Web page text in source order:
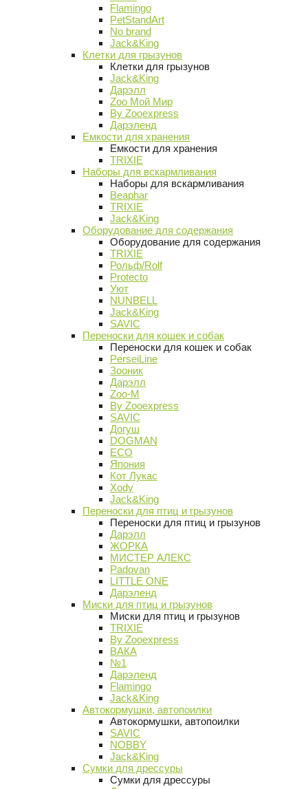
Flamingo
PetStandArt
No brand
Jack&King
Клетки для грызунов
Клетки для грызунов
Jack&King
Дарэлл
Zoo Мой Мир
By Zooexpress
Дарэленд
Емкости для хранения
Емкости для хранения
TRIXIE
Наборы для вскармливания
Наборы для вскармливания
Beaphar
TRIXIE
Jack&King
Оборудование для содержания
Оборудование для содержания
TRIXIE
Рольф/Rolf
Protecto
Уют
NUNBELL
Jack&King
SAVIC
Переноски для кошек и собак
Переноски для кошек и собак
PerseiLine
Зооник
Дарэлл
Zoo-M
By Zooexpress
SAVIC
Догуш
DOGMAN
ECO
Япония
Кот Лукас
Xody
Jack&King
Переноски для птиц и грызунов
Переноски для птиц и грызунов
Дарэлл
ЖОРКА
МИСТЕР АЛЕКС
Padovan
LITTLE ONE
Дарэленд
Миски для птиц и грызунов
Миски для птиц и грызунов
TRIXIE
By Zooexpress
ВАКА
№1
Дарэленд
Flamingo
Jack&King
Автокормушки, автопоилки
Автокормушки, автопоилки
SAVIC
NOBBY
Jack&King
Сумки для дрессуры
Сумки для дрессуры